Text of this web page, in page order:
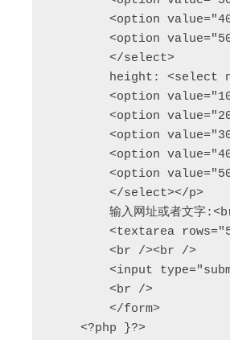
<option
<option
        </select>
height: <select
<option
<option
<option
<option
<option
        </select></p>
输入网址或者文字
<textarea
        <br /><br />
<input
        <br />
        </form>
    <?php }?>